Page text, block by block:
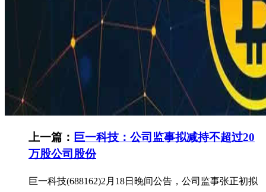
上一篇： 巨一科技：公司监事拟减持不超过20
万股公司股份
巨一科技(688162)2月18日晚间公告，公司监事张正初拟